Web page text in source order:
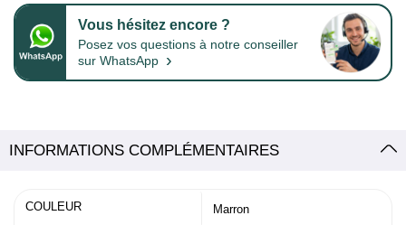
Vous hésitez encore ?
Posez vos questions à notre conseiller
sur WhatsApp ›
INFORMATIONS COMPLÉMENTAIRES
COULEUR Marron